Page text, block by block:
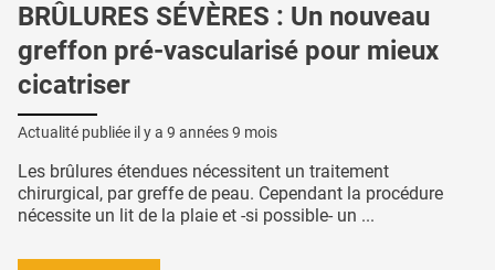
BRÛLURES SÉVÈRES : Un nouveau
greffon pré-vascularisé pour mieux
cicatriser
Actualité publiée il y a 9 années 9 mois
Les brûlures étendues nécessitent un traitement
chirurgical, par greffe de peau. Cependant la procédure
nécessite un lit de la plaie et -si possible- un ...